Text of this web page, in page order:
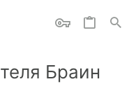
Браин